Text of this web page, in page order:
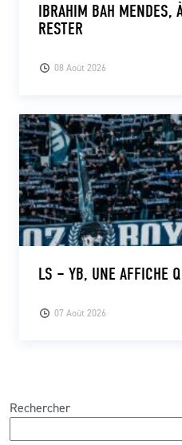
08 Août 2026
IBRAHIM BAH MENDES,
RESTER
07 Août 2026
LS – YB, UNE AFFICHE
Rechercher